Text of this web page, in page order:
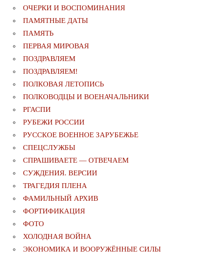
ОЧЕРКИ И ВОСПОМИНАНИЯ
ПАМЯТНЫЕ ДАТЫ
ПАМЯТЬ
ПЕРВАЯ МИРОВАЯ
ПОЗДРАВЛЯЕМ
ПОЗДРАВЛЯЕМ!
ПОЛКОВАЯ ЛЕТОПИСЬ
ПОЛКОВОДЦЫ И ВОЕНАЧАЛЬНИКИ
РГАСПИ
РУБЕЖИ РОССИИ
РУССКОЕ ВОЕННОЕ ЗАРУБЕЖЬЕ
СПЕЦСЛУЖБЫ
СПРАШИВАЕТЕ — ОТВЕЧАЕМ
СУЖДЕНИЯ. ВЕРСИИ
ТРАГЕДИЯ ПЛЕНА
ФАМИЛЬНЫЙ АРХИВ
ФОРТИФИКАЦИЯ
ФОТО
ХОЛОДНАЯ ВОЙНА
ЭКОНОМИКА И ВООРУЖЁННЫЕ СИЛЫ